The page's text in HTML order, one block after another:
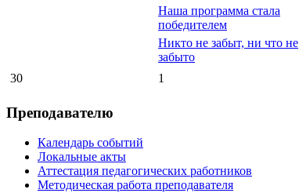
Наша программа стала
победителем
Никто не забыт, ни что не
забыто
30 1
Преподавателю
Календарь событий
Локальные акты
Аттестация педагогических работников
Методическая работа преподавателя